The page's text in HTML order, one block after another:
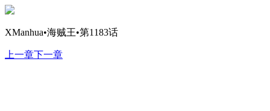
XManhua•海贼王•第1183话
上一章下一章